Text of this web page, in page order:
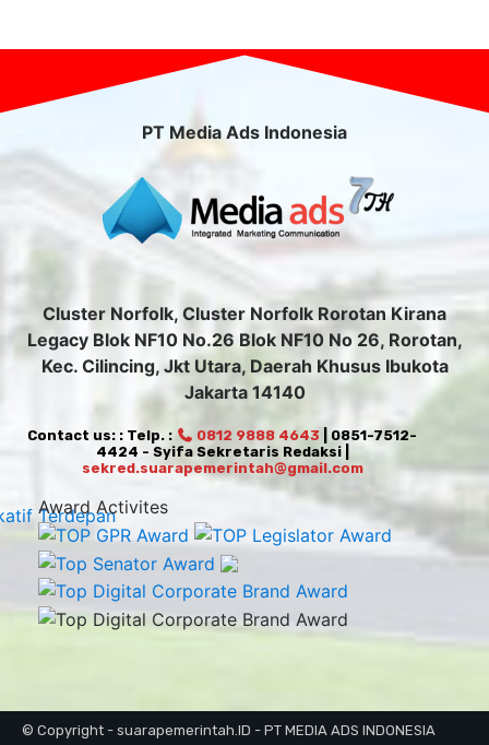
PT Media Ads Indonesia
Cluster Norfolk, Cluster Norfolk Rorotan Kirana
Legacy Blok NF10 No.26 Blok NF10 No 26, Rorotan,
Kec. Cilincing, Jkt Utara, Daerah Khusus Ibukota
Jakarta 14140
Contact us: : Telp. : 0812 9888 4643 | 0851-7512-
4424 - Syifa Sekretaris Redaksi |
sekred.suarapemerintah@gmail.com
Award Activites
© Copyright - suarapemerintah.ID - PT MEDIA ADS INDONESIA